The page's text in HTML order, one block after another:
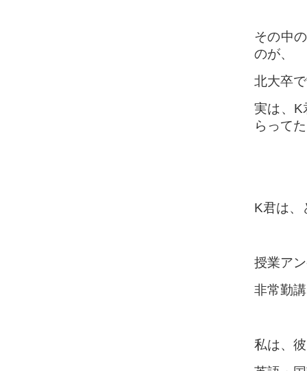
その中
のが、
北大卒
実は、K
らって
K君は、
授業ア
非常勤
私は、